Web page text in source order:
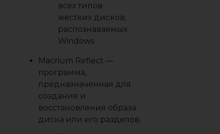
всех типов
жёстких дисков,
распознаваемых
Windows
Macrium Reflect —
программа,
предназначенная для
создания и
восстановления образа
диска или его разделов.